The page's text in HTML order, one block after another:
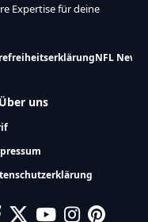
Expertise für deine
NFL News
Über uns